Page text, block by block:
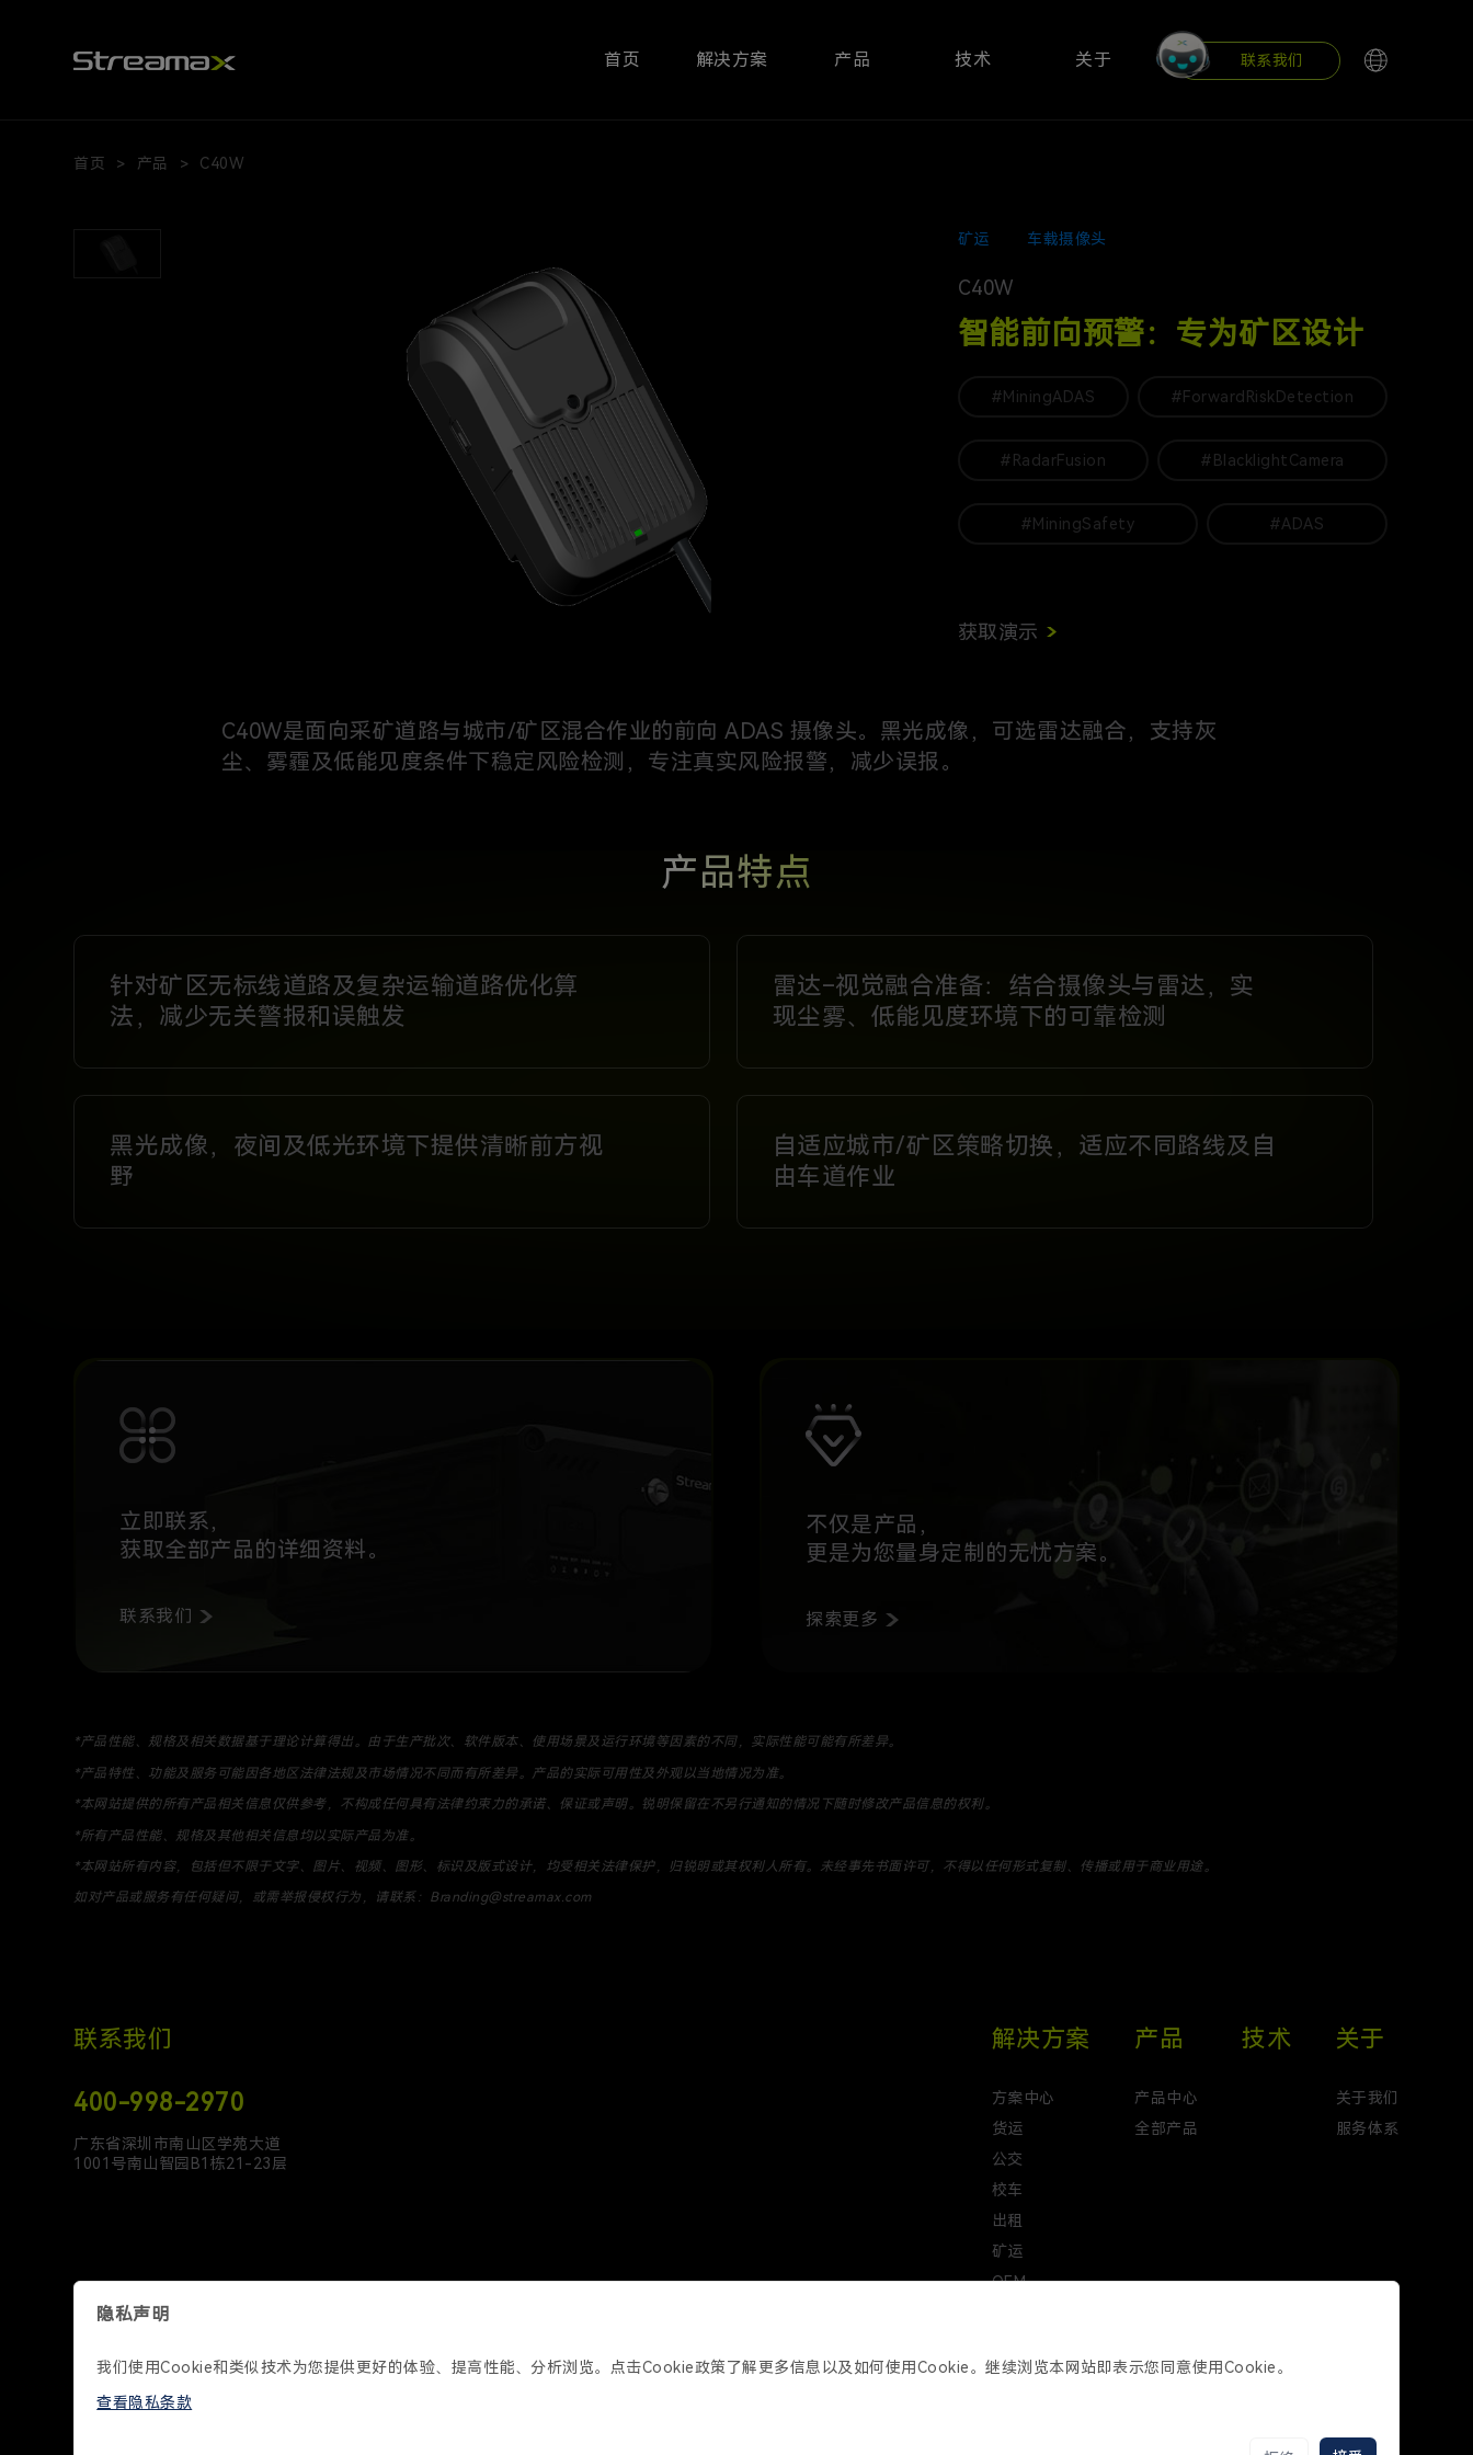
首页 解决方案 产品 技术 关于 联系我们
首页 > 产品 > C40W
矿运 车载摄像头
C40W
智能前向预警：专为矿区设计
#MiningADAS #ForwardRiskDetection
#RadarFusion #BlacklightCamera
#MiningSafety #ADAS
获取演示
C40W是面向采矿道路与城市/矿区混合作业的前向 ADAS 摄像头。黑光成像，可选雷达融合，支持灰
尘、雾霾及低能见度条件下稳定风险检测，专注真实风险报警，减少误报。
产品特点
针对矿区无标线道路及复杂运输道路优化算
法，减少无关警报和误触发
雷达–视觉融合准备：结合摄像头与雷达，实
现尘雾、低能见度环境下的可靠检测
黑光成像，夜间及低光环境下提供清晰前方视
野
自适应城市/矿区策略切换，适应不同路线及自
由车道作业
立即联系，
获取全部产品的详细资料。
联系我们
不仅是产品，
更是为您量身定制的无忧方案。
探索更多
*产品性能、规格及相关数据基于理论计算得出。由于生产批次、软件版本、使用场景及运行环境等因素的不同，实际性能可能有所差异。
*产品特性、功能及服务可能因各地区法律法规及市场情况不同而有所差异。产品的实际可用性及外观以当地情况为准。
*本网站提供的所有产品相关信息仅供参考，不构成任何具有法律约束力的承诺、保证或声明。锐明保留在不另行通知的情况下随时修改产品信息的权利。
*所有产品性能、规格及其他相关信息均以实际产品为准。
*本网站所有内容，包括但不限于文字、图片、视频、图形、标识及版式设计，均受相关法律保护，归锐明或其权利人所有。未经事先书面许可，不得以任何形式复制、传播或用于商业用途。
如对产品或服务有任何疑问，或需举报侵权行为，请联系：Branding@streamax.com
联系我们
400-998-2970
广东省深圳市南山区学苑大道
1001号南山智园B1栋21-23层
解决方案
方案中心
货运
公交
校车
出租
矿运
OEM
产品
产品中心
全部产品
技术 关于
关于我们
服务体系